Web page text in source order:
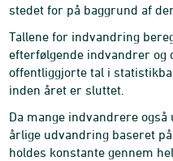
stedet for på baggrund af
Tallene for indvandring
efterfølgende indvandrer og
offentliggjorte tal i
inden året er sluttet.
Da mange indvandrere
årlige udvandring baseret
holdes konstante gennem